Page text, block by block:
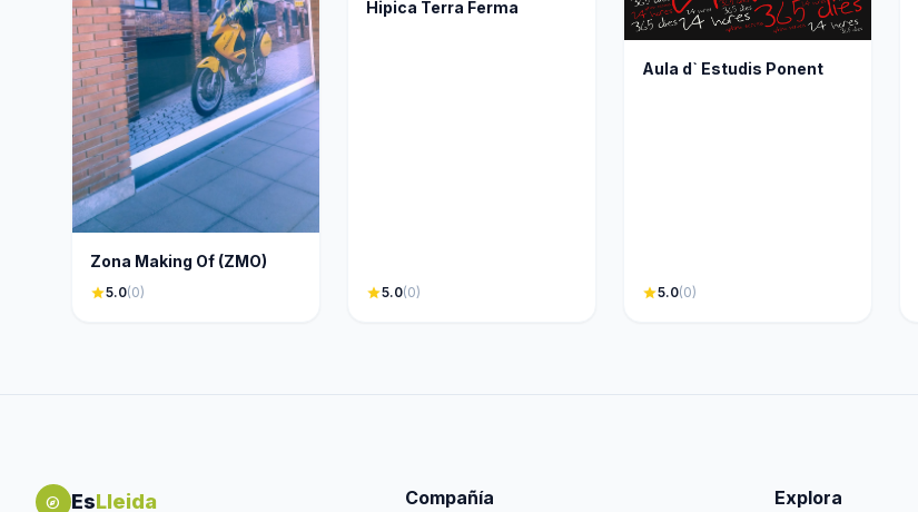
Zona Making Of (ZMO)
star5.0(0)
Hipica Terra Ferma
star5.0(0)
Aula d` Estudis Ponent
star5.0(0)
explore EsLleida Compañía Explora